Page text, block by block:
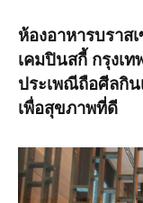
ห้องอาหารบราส
เคมปินสกี้ กรุงเ
ประเพณีถือศีลกิน
เพื่อสุขภาพที่ดี